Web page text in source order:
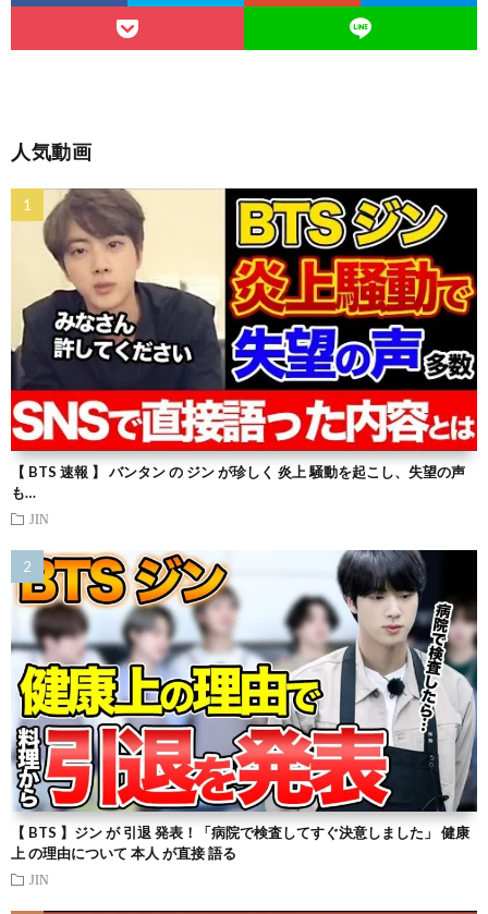
人気動画
【 BTS 速報 】 バンタン の ジン が珍しく 炎上 騒動を起こし、失望の声
も…
JIN
【 BTS 】ジン が 引退 発表！「病院で検査してすぐ決意しました」 健康
上 の理由について 本人 が直接 語る
JIN